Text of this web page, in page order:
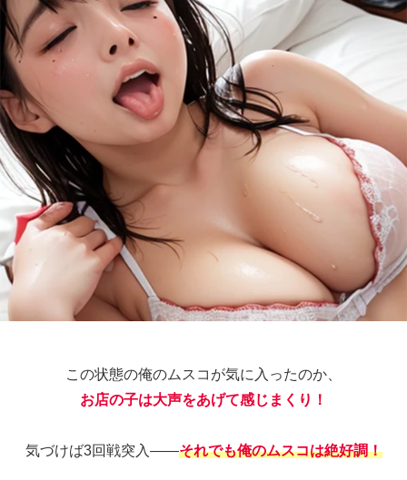
この状態の俺のムスコが気に入ったのか、
お店の子は大声をあげて感じまくり！
気づけば3回戦突入――それでも俺のムスコは絶好調！